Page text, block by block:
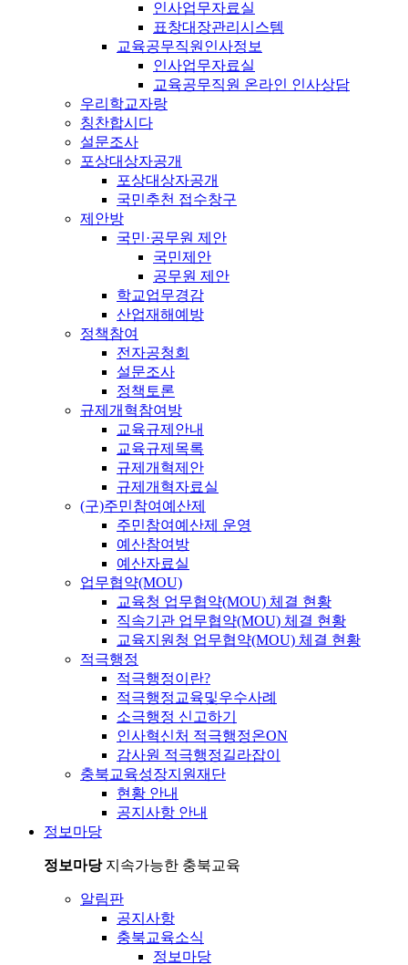
인사업무자료실
표창대장관리시스템
교육공무직원인사정보
인사업무자료실
교육공무직원 온라인 인사상담
우리학교자랑
칭찬합시다
설문조사
포상대상자공개
포상대상자공개
국민추천 접수창구
제안방
국민·공무원 제안
국민제안
공무원 제안
학교업무경감
산업재해예방
정책참여
전자공청회
설문조사
정책토론
규제개혁참여방
교육규제안내
교육규제목록
규제개혁제안
규제개혁자료실
(구)주민참여예산제
주민참여예산제 운영
예산참여방
예산자료실
업무협약(MOU)
교육청 업무협약(MOU) 체결 현황
직속기관 업무협약(MOU) 체결 현황
교육지원청 업무협약(MOU) 체결 현황
적극행정
적극행정이란?
적극행정교육및우수사례
소극행정 신고하기
인사혁신처 적극행정온ON
감사원 적극행정길라잡이
충북교육성장지원재단
현황 안내
공지사항 안내
정보마당
정보마당 지속가능한 충북교육
알림판
공지사항
충북교육소식
정보마당